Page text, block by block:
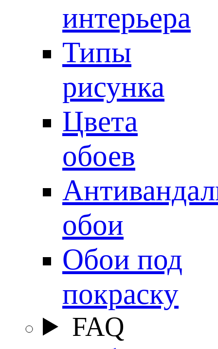
интерьера
Типы
рисунка
Цвета
обоев
обои
Обои под
покраску
FAQ